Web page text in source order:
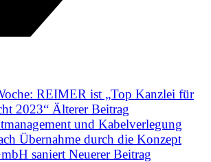
REIMER ist „Top Kanzlei für
2023“ Älterer Beitrag
und Kabelverlegung
Übernahme durch die Konzept
saniert Neuerer Beitrag